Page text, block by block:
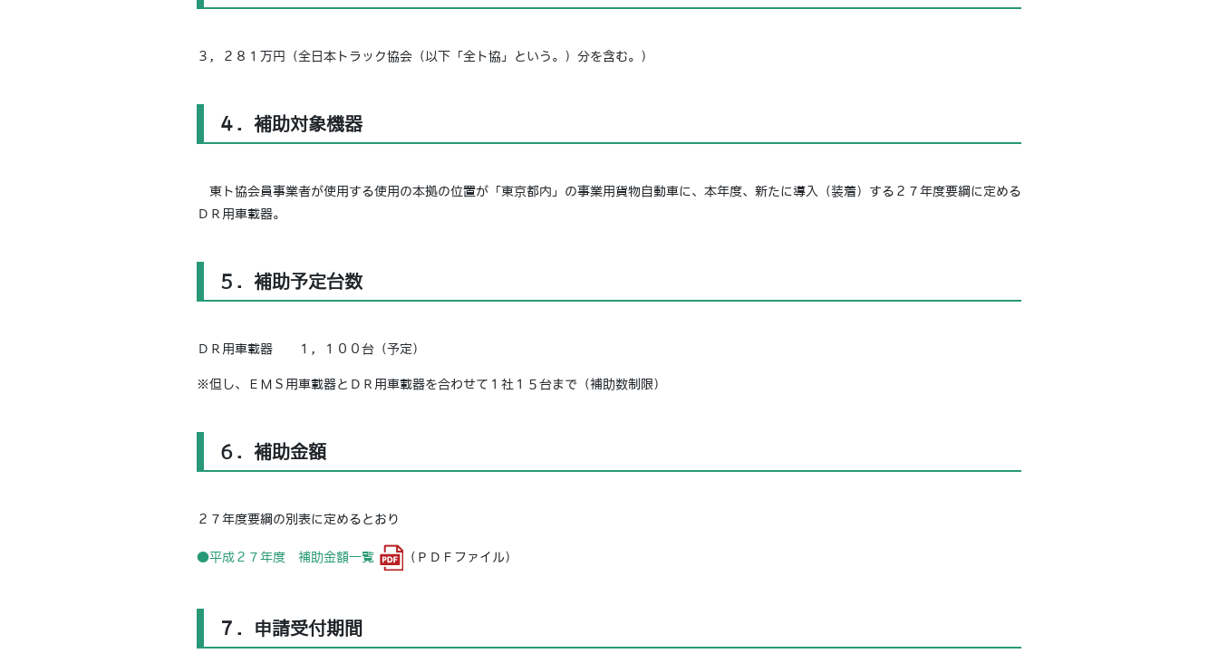
３，２８１万円（全日本トラック協会（以下「全ト協」という。）分を含む。）
４．補助対象機器
東ト協会員事業者が使用する使用の本拠の位置が「東京都内」の事業用貨物自動車に、本年度、新たに導入（装着）する２７年度要綱に定める
ＤＲ用車載器。
５．補助予定台数
ＤＲ用車載器 １，１００台（予定）
※但し、ＥＭＳ用車載器とＤＲ用車載器を合わせて１社１５台まで（補助数制限）
６．補助金額
２７年度要綱の別表に定めるとおり
●平成２７年度 補助金額一覧 （ＰＤＦファイル）
７．申請受付期間